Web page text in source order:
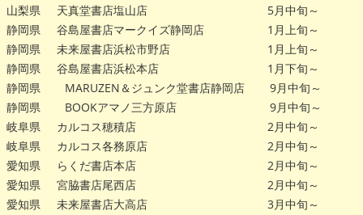
山梨県
天真堂書店塩山店
5月中旬～
静岡県
谷島屋書店マークイズ静岡店
1月上旬～
静岡県
未来屋書店浜松市野店
1月上旬～
静岡県
谷島屋書店浜松本店
1月下旬～
静岡県
MARUZEN＆ジュンク堂書店静岡店
9月中旬～
静岡県
BOOKアマノ三方原店
9月中旬～
岐阜県
カルコス穂積店
2月中旬～
岐阜県
カルコス各務原店
2月中旬～
愛知県
らくだ書店本店
2月中旬～
愛知県
宮脇書店尾西店
2月中旬～
愛知県
未来屋書店大高店
3月中旬～